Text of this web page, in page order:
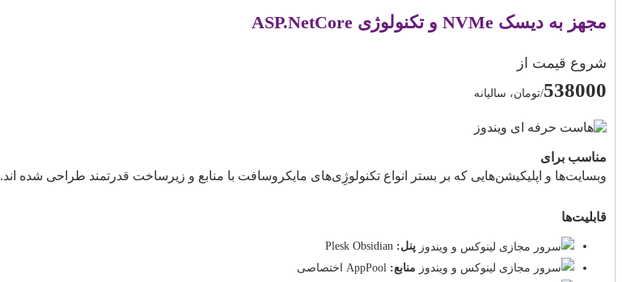
مجهز به دیسک NVMe و تکنولوژی ASP.NetCore
شروع قیمت از
538000/تومان، سالیانه
مناسب برای
وبسایت‌ها و اپلیکیشن‌هایی که بر بستر انواع تکنولوژِی‌های مایکروسافت با منابع و زیرساخت قدرتمند طراحی شده اند.
قابلیت‌ها
پنل:
منابع: